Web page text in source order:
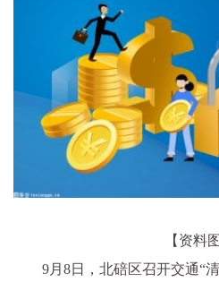
【资料
9月8日，北碚区召开交通“